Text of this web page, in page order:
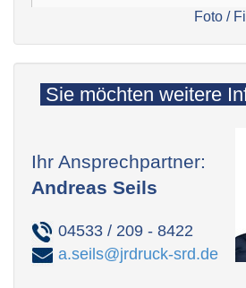
Möchten Sie von YouTube
Foto /
Sie möchten weitere
Ihr Ansprechpartner:
Andreas Seils
04533 / 209 - 8422
a.seils@jrdruck-srd.de